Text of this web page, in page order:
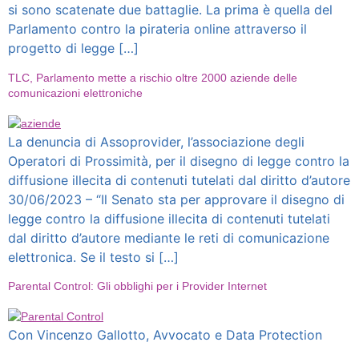
si sono scatenate due battaglie. La prima è quella del
Parlamento contro la pirateria online attraverso il
progetto di legge […]
TLC, Parlamento mette a rischio oltre 2000 aziende delle
comunicazioni elettroniche
La denuncia di Assoprovider, l’associazione degli
Operatori di Prossimità, per il disegno di legge contro la
diffusione illecita di contenuti tutelati dal diritto d’autore
30/06/2023 – “Il Senato sta per approvare il disegno di
legge contro la diffusione illecita di contenuti tutelati
dal diritto d’autore mediante le reti di comunicazione
elettronica. Se il testo si […]
Parental Control: Gli obblighi per i Provider Internet
Con Vincenzo Gallotto, Avvocato e Data Protection